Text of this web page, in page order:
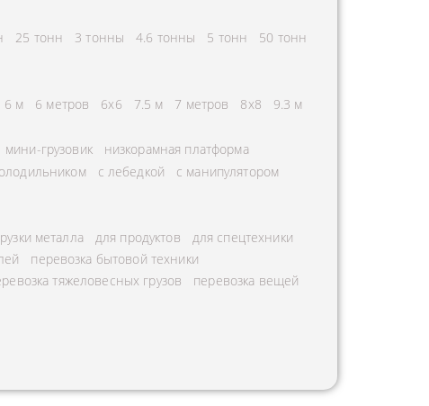
25 тонн 3 тонны 4.6 тонны 5 тонн
50 тонн
6 м 6 метров 6х6 7.5 м 7 метров 8х8 9.3 м
мини-грузовик
низкорамная платформа
с лебедкой
с манипулятором
металла для продуктов
для спецтехники
перевозка бытовой техники
тяжеловесных грузов
перевозка вещей